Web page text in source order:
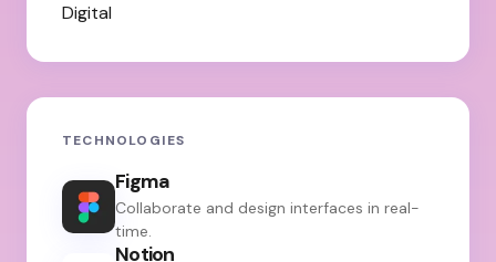
Digital
TECHNOLOGIES
Figma
Collaborate and design interfaces in real-
time.
Notion